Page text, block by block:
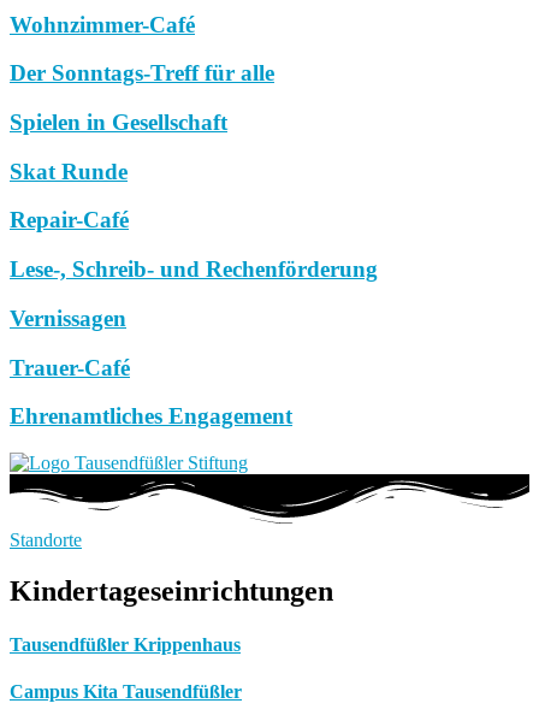
Wohnzimmer-Café
Der Sonntags-Treff für alle
Spielen in Gesellschaft
Skat Runde
Repair-Café
Lese-, Schreib- und Rechenförderung
Vernissagen
Trauer-Café
Ehrenamtliches Engagement
Standorte
Kindertageseinrichtungen
Tausendfüßler Krippenhaus
Campus Kita Tausendfüßler